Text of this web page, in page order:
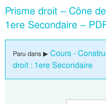
Prisme droit – Cône
1ere Secondaire –
Paru dans ▶ Cours -
droit : 1ere Secondaire